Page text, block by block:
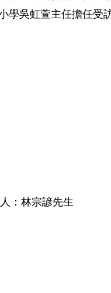
學吳虹萱主任擔任受
：林宗諺先生